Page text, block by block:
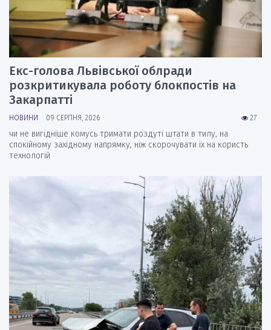
Екс-голова Львівської облради
розкритикувала роботу блокпостів на
Закарпатті
27
НОВИНИ 09 СЕРПНЯ, 2026
чи не вигідніше комусь тримати роздуті штати в тилу, на
спокійному західному напрямку, ніж скорочувати їх на користь
технологій